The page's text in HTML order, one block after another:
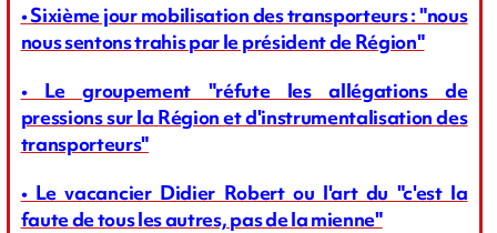
•Sixièmejour mobilisation des transporteurs : "nous
nous sentons trahis par le président de Région"
• Le groupement "réfute les allégations de
pressions sur la Région et d'instrumentalisation des
transporteurs"
• Le vacancier Didier Robert ou l'art du "c'est la
faute de tous les autres, pas de la mienne"